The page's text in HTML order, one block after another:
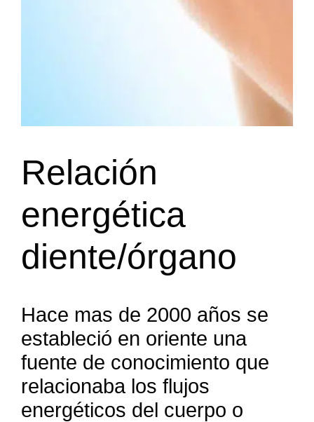
Relación
energética
diente/órgano
Hace mas de 2000 años se
estableció en oriente una
fuente de conocimiento que
relacionaba los flujos
energéticos del cuerpo o